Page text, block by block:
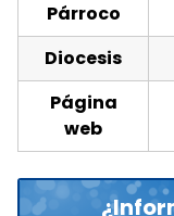
Párroco
Diocesis
Página
web